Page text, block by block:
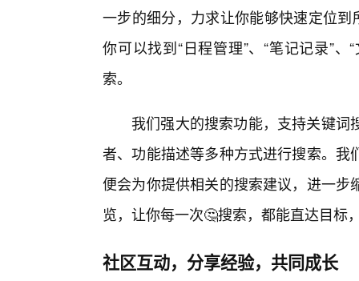
一步的细分，力求让你能够快速定位
你可以找到“日程管理”、“笔记记录”
索。
我们强大的搜索功能，支持关键
者、功能描述等多种方式进行搜索。
便会为你提供相关的搜索建议，进一
览，让你每一次🤔搜索，都能直达目标
社区互动，分享经验，共同成长